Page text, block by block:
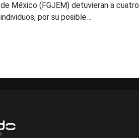
de México (FGJEM) detuvieran a cuatro
individuos, por su posible…